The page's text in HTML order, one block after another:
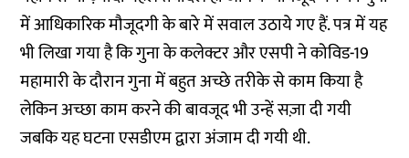
में आधिकारिक मौजूदगी के बारे में सवाल उठाये गए हैं. पत्र में यह
भी लिखा गया है कि गुना के कलेक्टर और एसपी ने कोविड-19
महामारी के दौरान गुना में बहुत अच्छे तरीके से काम किया है
लेकिन अच्छा काम करने की बावजूद भी उन्हें सज़ा दी गयी
जबकि यह घटना एसडीएम द्वारा अंजाम दी गयी थी.